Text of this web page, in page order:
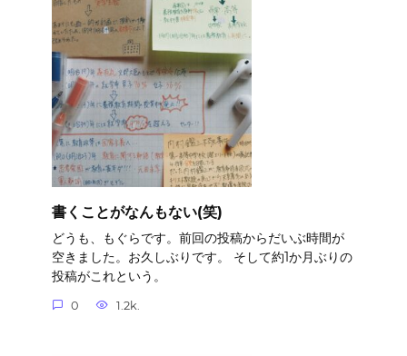
書くことがなんもない(笑)
どうも、もぐらです。前回の投稿からだいぶ時間が
空きました。お久しぶりです。 そして約1か月ぶりの
投稿がこれという。
0 1.2k.